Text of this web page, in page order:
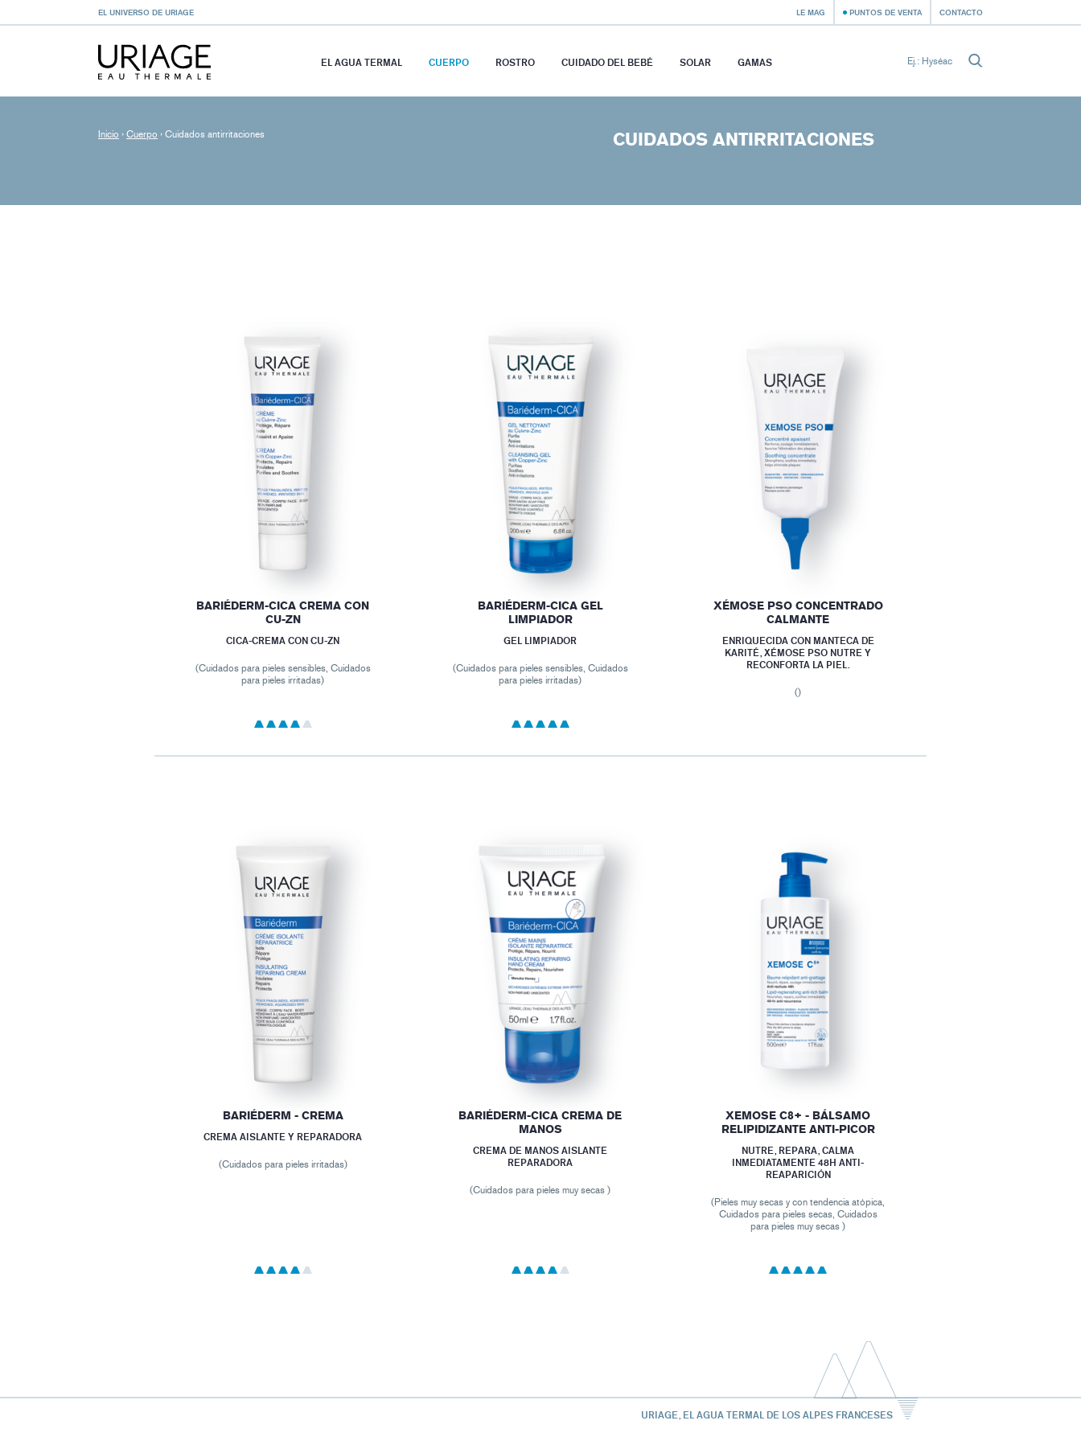
EL UNIVERSO DE URIAGE LE MAG PUNTOS DE VENTA CONTACTO
EL AGUA TERMAL CUERPO ROSTRO CUIDADO DEL BEBÉ SOLAR GAMAS
Inicio › Cuerpo › Cuidados antirritaciones CUIDADOS ANTIRRITACIONES
BARIÉDERM-CICA CREMA CON
CU-ZN
CICA-CREMA CON CU-ZN
(Cuidados para pieles sensibles, Cuidados
para pieles irritadas)
BARIÉDERM-CICA GEL
LIMPIADOR
GEL LIMPIADOR
(Cuidados para pieles sensibles, Cuidados
para pieles irritadas)
XÉMOSE PSO CONCENTRADO
CALMANTE
ENRIQUECIDA CON MANTECA DE
KARITÉ, XÉMOSE PSO NUTRE Y
RECONFORTA LA PIEL.
()
BARIÉDERM - CREMA
CREMA AISLANTE Y REPARADORA
(Cuidados para pieles irritadas)
BARIÉDERM-CICA CREMA DE
MANOS
CREMA DE MANOS AISLANTE
REPARADORA
(Cuidados para pieles muy secas )
XEMOSE C8+ - BÁLSAMO
RELIPIDIZANTE ANTI-PICOR
NUTRE, REPARA, CALMA
INMEDIATAMENTE 48H ANTI-
REAPARICIÓN
(Pieles muy secas y con tendencia atópica,
Cuidados para pieles secas, Cuidados
para pieles muy secas )
URIAGE, EL AGUA TERMAL DE LOS ALPES FRANCESES